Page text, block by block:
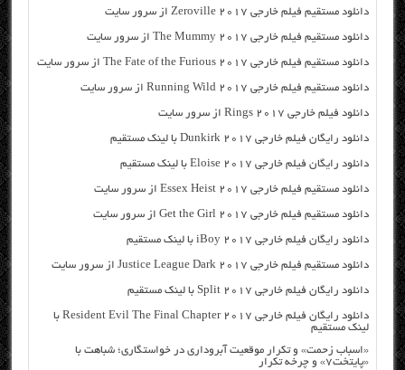
دانلود مستقیم فیلم خارجی Zeroville 2017 از سرور سایت
دانلود مستقیم فیلم خارجی The Mummy 2017 از سرور سایت
دانلود مستقیم فیلم خارجی The Fate of the Furious 2017 از سرور سایت
دانلود مستقیم فیلم خارجی Running Wild 2017 از سرور سایت
دانلود فیلم خارجی Rings 2017 از سرور سایت
دانلود رایگان فیلم خارجی Dunkirk 2017 با لینک مستقیم
دانلود رایگان فیلم خارجی Eloise 2017 با لینک مستقیم
دانلود مستقیم فیلم خارجی Essex Heist 2017 از سرور سایت
دانلود مستقیم فیلم خارجی Get the Girl 2017 از سرور سایت
دانلود رایگان فیلم خارجی iBoy 2017 با لینک مستقیم
دانلود مستقیم فیلم خارجی Justice League Dark 2017 از سرور سایت
دانلود رایگان فیلم خارجی Split 2017 با لینک مستقیم
دانلود رایگان فیلم خارجی Resident Evil The Final Chapter 2017 با
لینک مستقیم
«اسباب زحمت» و تکرار موقعیت آبروداری در خواستگاری؛ شباهت با
«پایتخت۷» و چرخه تکرار